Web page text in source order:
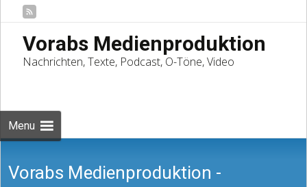
Vorabs Medienproduktion
Nachrichten, Texte, Podcast, O-Töne, Video
Menu
Vorabs Medienproduktion -